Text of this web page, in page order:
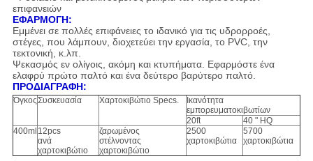
επιφανειών
ΕΦΑΡΜΟΓΗ:
Εμμένει σε πολλές επιφάνειες το ιδανικό για τις υδρορροές,
στέγες, που λάμπουν, διοχετεύει την εργασία, το PVC, την
τεκτονική, κ.λπ.
Ψεκασμός εν ολίγοις, ακόμη και κτυπήματα. Εφαρμόστε ένα
ελαφρύ πρώτο παλτό και ένα δεύτερο βαρύτερο παλτό.
ΠΡΟΔΙΑΓΡΑΦΗ:
ΌγκοςΣυσκευασία Χαρτοκιβώτιο Specs.
Ικανότητα
εμπορευματοκιβωτίων
20ft
40 " HQ
400ml 12pcs
ανά
χαρτοκιβώτιο
ζαρωμένος
στέλνοντας
χαρτοκιβώτιο
2500
χαρτοκιβώτια
5700
χαρτοκιβώτια